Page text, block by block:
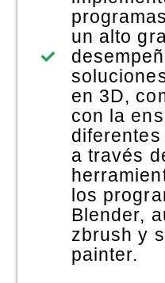
un alto
en 3D,
con la
a través
los
Blender,
zbrush y
painter.